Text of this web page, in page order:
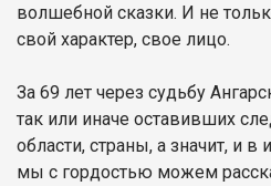
волшебной сказки. И не
свой характер, свое лицо.
За 69 лет через судьбу
так или иначе оставивших
области, страны, а значит, и в
мы с гордостью можем